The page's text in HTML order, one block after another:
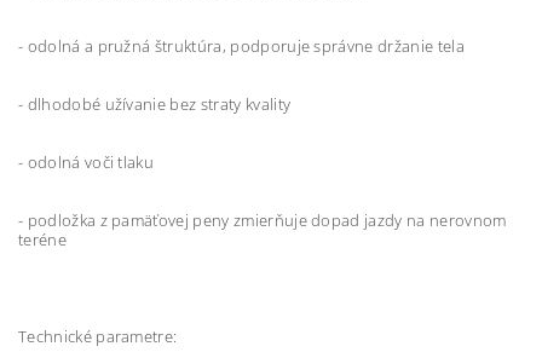
- odolná a pružná štruktúra, podporuje správne držanie tela
- dlhodobé užívanie bez straty kvality
- odolná voči tlaku
- podložka z pamäťovej peny zmierňuje dopad jazdy na nerovnom
teréne
Technické parametre: